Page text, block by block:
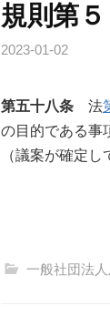
規則第５
2023-01-02
第五十八条 法
の目的である事
（議案が確定
一般社団法